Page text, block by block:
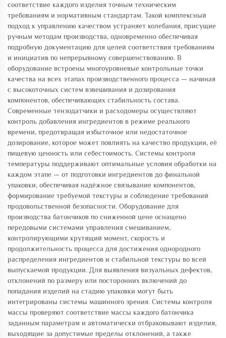
соответствие каждого изделия точным техническим
требованиям и нормативным стандартам. Такой комплексный
подход к управлению качеством устраняет колебания, присущие
ручным методам производства, одновременно обеспечивая
подробную документацию для целей соответствия требованиям
и инициатив по непрерывному совершенствованию. В
оборудование встроены многоуровневые контрольные точки
качества на всех этапах производственного процесса — начиная
с высокоточных систем взвешивания и дозирования
компонентов, обеспечивающих стабильность состава.
Современные тензодатчики и расходомеры осуществляют
контроль добавления ингредиентов в режиме реального
времени, предотвращая избыточное или недостаточное
дозирование, которое может повлиять на качество продукции, её
пищевую ценность или себестоимость. Системы контроля
температуры поддерживают оптимальные условия обработки на
каждом этапе — от подготовки ингредиентов до финальной
упаковки, обеспечивая надёжное связывание компонентов,
формирование требуемой текстуры и соблюдение требований
продовольственной безопасности. Оборудование для
производства батончиков по сниженной цене оснащено
передовыми системами управления смешиванием,
контролирующими крутящий момент, скорость и
продолжительность процесса для достижения однородного
распределения ингредиентов и стабильной текстуры во всей
выпускаемой продукции. Для выявления визуальных дефектов,
отклонений по размеру или посторонних включений до
попадания изделий на стадию упаковки могут быть
интегрированы системы машинного зрения. Системы контроля
массы проверяют соответствие массы каждого батончика
заданным параметрам и автоматически отбраковывают изделия,
выходящие за допустимые пределы отклонений, а также